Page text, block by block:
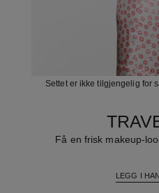
Settet er ikke tilgjengelig for
Få en frisk makeup-
LEGG I